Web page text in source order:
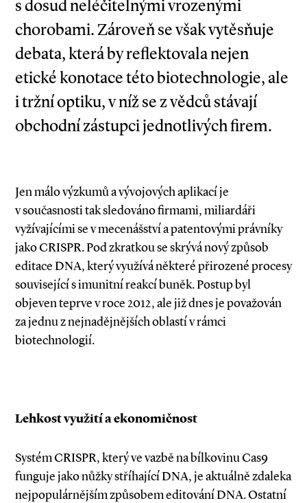
s dosud neléčitelnými vrozenými
chorobami. Zároveň se však vytěsňuje
debata, která by reflektovala nejen
etické konotace této biotechnologie, ale
i tržní optiku, v níž se z vědců stávají
obchodní zástupci jednotlivých firem.
Jen málo výzkumů a vývojových aplikací je
v současnosti tak sledováno firmami, miliardáři
vyžívajícími se v mecenášství a patentovými právníky
jako CRISPR. Pod zkratkou se skrývá nový způsob
editace DNA, který vy­­užívá některé přirozené procesy
související s imunitní reakcí buněk. Postup byl
objeven teprve v roce 2012, ale již dnes je považován
za jednu z nejnadějnějších oblastí v rámci
biotechnologií.
Lehkost využití a ekonomičnost
Systém CRISPR, který ve vazbě na bílkovinu Cas9
funguje jako nůžky stříhající DNA, je aktuálně zdaleka
nejpopulárnějším způsobem editování DNA. Ostatní